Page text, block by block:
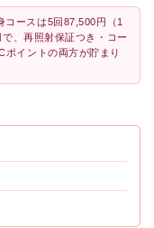
コースは5回87,500円（1
、再照射保証つき・コー
ポイントの両方が貯まり